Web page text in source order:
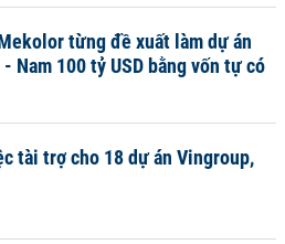
từng đề xuất làm dự án
Nam 100 tỷ USD bằng vốn tự có
tài trợ cho 18 dự án Vingroup,